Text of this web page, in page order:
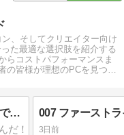
、そしてクリエイター向け
た最適な選択肢を紹介する
らコストパフォーマンスま
の皆様が理想のPCを見つけ
サブノーティカ2の動作環境 自作PCで揃えるべき構成とは？
3日前